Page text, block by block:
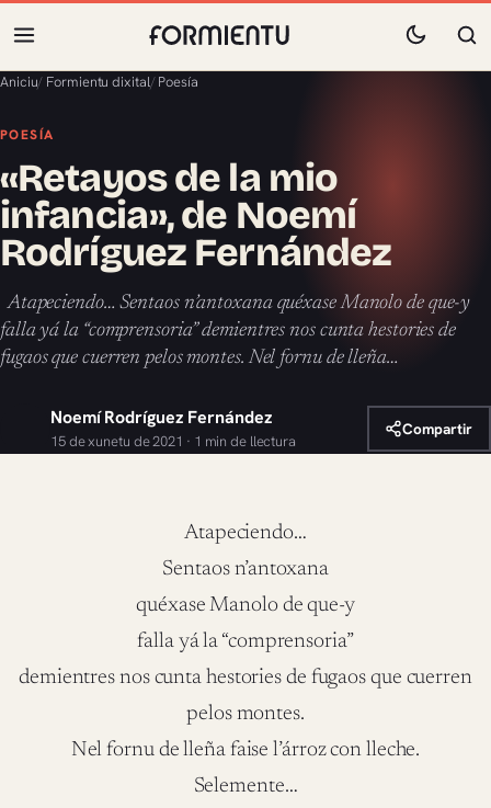
Aniciu/ Formientu dixital/ Poesía
POESÍA
«Retayos de la mio
infancia», de Noemí
Rodríguez Fernández
Atapeciendo… Sentaos n’antoxana quéxase Manolo de que-y
falla yá la “comprensoria” demientres nos cunta hestories de
fugaos que cuerren pelos montes. Nel fornu de lleña…
Noemí Rodríguez Fernández
15 de xunetu de 2021 · 1 min de llectura
Compartir
Atapeciendo…
Sentaos n’antoxana
quéxase Manolo de que-y
falla yá la “comprensoria”
demientres nos cunta hestories de fugaos que cuerren
pelos montes.
Nel fornu de lleña faise l’árroz con lleche.
Selemente…